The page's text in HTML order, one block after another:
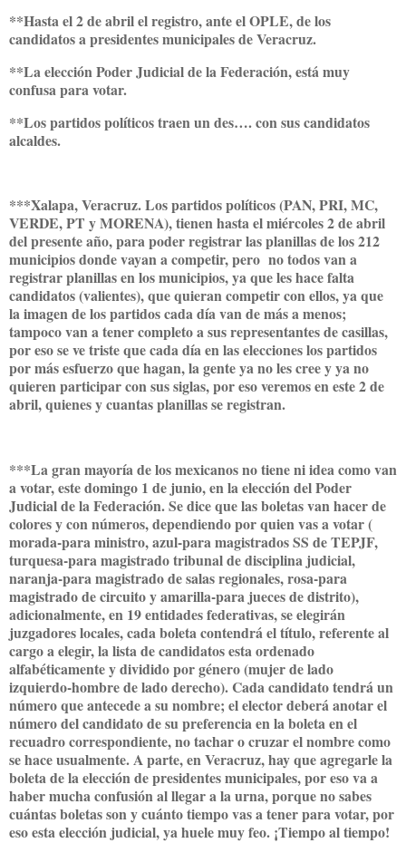
**Hasta el 2 de abril el registro, ante el OPLE, de los
candidatos a presidentes municipales de Veracruz.
**La elección Poder Judicial de la Federación, está muy
confusa para votar.
**Los partidos políticos traen un des…. con sus candidatos
alcaldes.
***Xalapa, Veracruz. Los partidos políticos (PAN, PRI, MC,
VERDE, PT y MORENA), tienen hasta el miércoles 2 de abril
del presente año, para poder registrar las planillas de los 212
municipios donde vayan a competir, pero no todos van a
registrar planillas en los municipios, ya que les hace falta
candidatos (valientes), que quieran competir con ellos, ya que
la imagen de los partidos cada día van de más a menos;
tampoco van a tener completo a sus representantes de casillas,
por eso se ve triste que cada día en las elecciones los partidos
por más esfuerzo que hagan, la gente ya no les cree y ya no
quieren participar con sus siglas, por eso veremos en este 2 de
abril, quienes y cuantas planillas se registran.
***La gran mayoría de los mexicanos no tiene ni idea como van
a votar, este domingo 1 de junio, en la elección del Poder
Judicial de la Federación. Se dice que las boletas van hacer de
colores y con números, dependiendo por quien vas a votar (
morada-para ministro, azul-para magistrados SS de TEPJF,
turquesa-para magistrado tribunal de disciplina judicial,
naranja-para magistrado de salas regionales, rosa-para
magistrado de circuito y amarilla-para jueces de distrito),
adicionalmente, en 19 entidades federativas, se elegirán
juzgadores locales, cada boleta contendrá el título, referente al
cargo a elegir, la lista de candidatos esta ordenado
alfabéticamente y dividido por género (mujer de lado
izquierdo-hombre de lado derecho). Cada candidato tendrá un
número que antecede a su nombre; el elector deberá anotar el
número del candidato de su preferencia en la boleta en el
recuadro correspondiente, no tachar o cruzar el nombre como
se hace usualmente. A parte, en Veracruz, hay que agregarle la
boleta de la elección de presidentes municipales, por eso va a
haber mucha confusión al llegar a la urna, porque no sabes
cuántas boletas son y cuánto tiempo vas a tener para votar, por
eso esta elección judicial, ya huele muy feo. ¡Tiempo al tiempo!